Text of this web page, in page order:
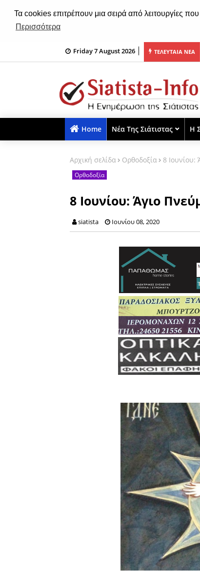
Τα cookies επιτρέπουν μια σειρά από λειτουργίες
Περισσότερα
Friday 7 August 2026 ΤΕΛΕΥΤΑΙΑ ΝΕΑ
της Μεταμορφώσεως του Σωτήρος Χριστού (ηχητικό)
Home Νέα Της Σιάτιστας Η
Αρχική σελίδα Ορθοδοξία 8 Ιουνίου:
Ορθοδοξία
8 Ιουνίου: Άγιο
siatista Ιουνίου 08, 2020